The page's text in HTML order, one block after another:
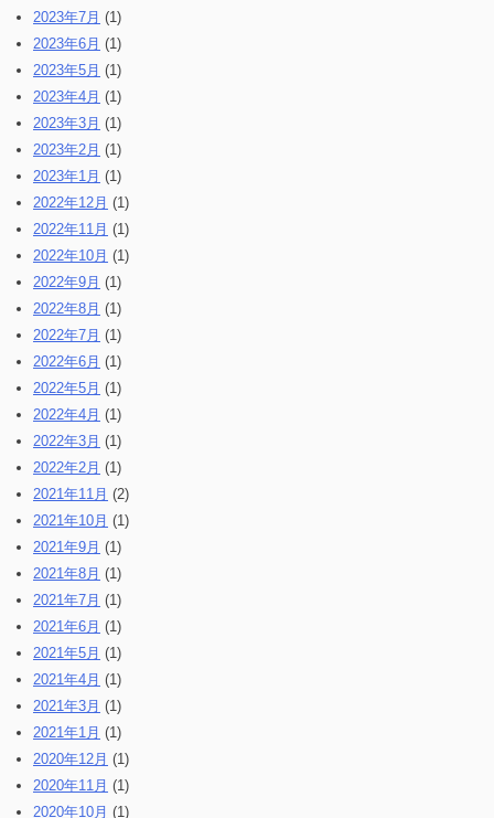
2023年7月 (1)
2023年6月 (1)
2023年5月 (1)
2023年4月 (1)
2023年3月 (1)
2023年2月 (1)
2023年1月 (1)
2022年12月 (1)
2022年11月 (1)
2022年10月 (1)
2022年9月 (1)
2022年8月 (1)
2022年7月 (1)
2022年6月 (1)
2022年5月 (1)
2022年4月 (1)
2022年3月 (1)
2022年2月 (1)
2021年11月 (2)
2021年10月 (1)
2021年9月 (1)
2021年8月 (1)
2021年7月 (1)
2021年6月 (1)
2021年5月 (1)
2021年4月 (1)
2021年3月 (1)
2021年1月 (1)
2020年12月 (1)
2020年11月 (1)
2020年10月 (1)